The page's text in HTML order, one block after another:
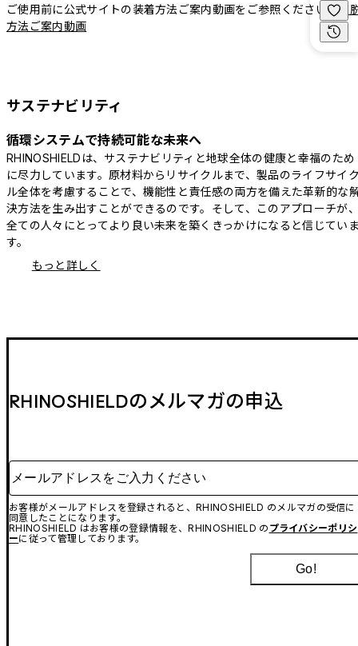
ご使用前に公式サイトの装着方法ご案内動画をご参照ください。着
方法ご案内動画
サステナビリティ
循環システムで持続可能な未来へ
RHINOSHIELDは、サステナビリティと地球全体の健康と幸福のため
に尽力しています。原材料からリサイクルまで、製品のライフサイ
ル全体を考慮することで、機能性と責任感の両方を備えた革新的な
決方法を生み出すことができるのです。そして、このアプローチが
全ての人々にとってより良い未来を築くきっかけになると信じてい
す。
もっと詳しく
RHINOSHIELDのメルマガの申込
メールアドレスをご入力ください
お客様がメールアドレスを登録されると、RHINOSHIELD のメルマガの受信に
同意したことになります。
RHINOSHIELD はお客様の登録情報を、RHINOSHIELD の プライバシーポリシ
ーに従って管理しております。
Go!